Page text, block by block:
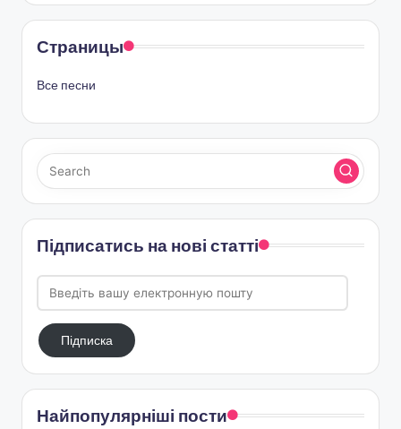
Страницы
Все песни
Підписатись на нові статті
Введіть
вашу
електронную
поштуПідписка
Найпопулярніші пости